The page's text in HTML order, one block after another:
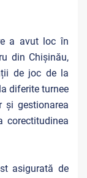
a avut loc în
din Chișinău,
de joc de la
diferite turnee
și gestionarea
corectitudinea
asigurată de